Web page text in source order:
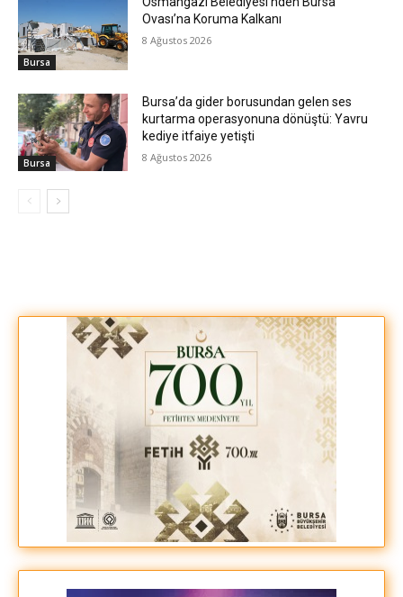
Bursa
Ovası’na Koruma Kalkanı
8 Ağustos 2026
Bursa
Bursa’da gider borusundan gelen ses
kurtarma operasyonuna dönüştü: Yavru
kediye itfaiye yetişti
8 Ağustos 2026